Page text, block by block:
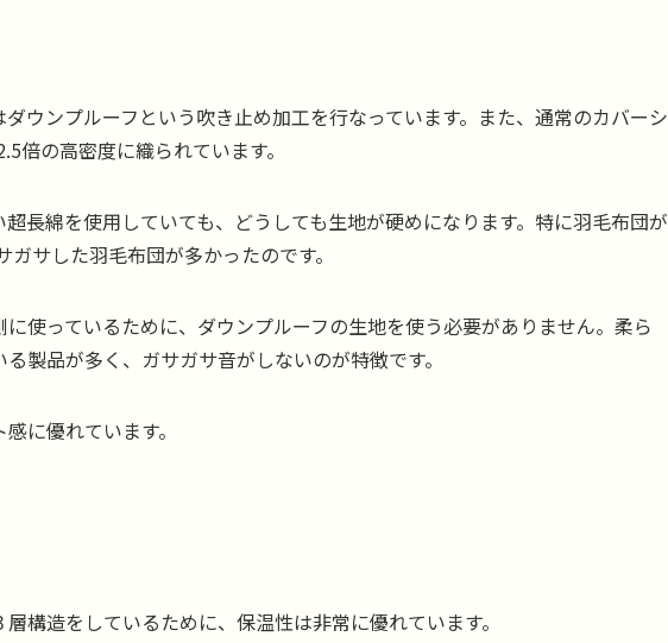
ウンプルーフという吹き止め加工を行なっています。また、通常のカバーシ
倍の高密度に織られています。
長綿を使用していても、どうしても生地が硬めになります。特に羽毛布団が
サした羽毛布団が多かったのです。
使っているために、ダウンプルーフの生地を使う必要がありません。柔ら
製品が多く、ガサガサ音がしないのが特徴です。
に優れています。
構造をしているために、保温性は非常に優れています。